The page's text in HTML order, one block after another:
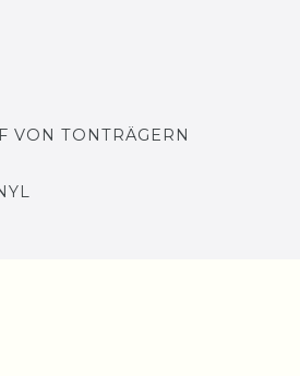
VON TONTRÄGERN